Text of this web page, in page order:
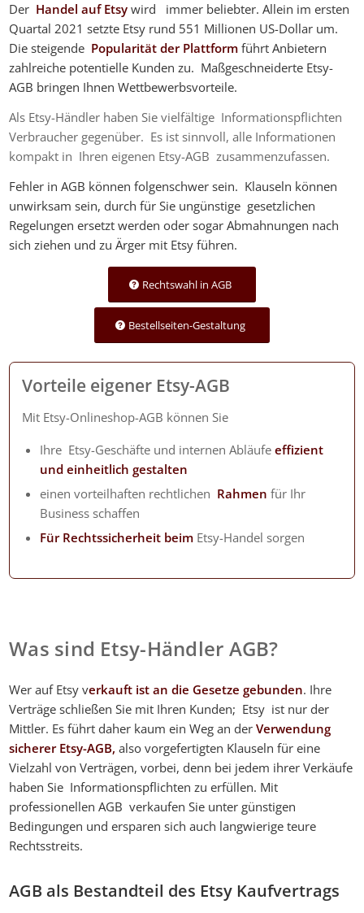
Der Handel auf Etsywird immer beliebter. Allein im ersten
Quartal 2021 setzte Etsy rund 551 Millionen US-Dollar um.
Die steigende Popularität der Plattform führt Anbietern
zahlreiche potentielle Kunden zu. Maßgeschneiderte Etsy-
AGB bringen Ihnen Wettbewerbsvorteile.
Als Etsy-Händler haben Sie vielfältige Informationspflichten
Verbraucher gegenüber. Es ist sinnvoll, alle Informationen
kompakt in Ihren eigenen Etsy-AGB zusammenzufassen.
Fehler in AGB können folgenschwer sein. Klauseln können
unwirksam sein, durch für Sie ungünstige gesetzlichen
Regelungen ersetzt werden oder sogar Abmahnungen nach
sich ziehen und zu Ärger mit Etsy führen.
Rechtswahl in AGB
Bestellseiten-Gestaltung
Vorteile eigener Etsy-AGB
Mit Etsy-Onlineshop-AGB können Sie
Ihre Etsy-Geschäfte und internen Abläufeeffizient
und einheitlich gestalten
einen vorteilhaften rechtlichen Rahmen für Ihr
Business schaffen
Für Rechtssicherheit beim Etsy-Handel sorgen
Was sind Etsy-Händler AGB?
Wer auf Etsy verkauft ist an die Gesetze gebunden. Ihre
Verträge schließen Sie mit Ihren Kunden; Etsy ist nur der
Mittler. Es führt daher kaum ein Weg an derVerwendung
sicherer Etsy-AGB,also vorgefertigten Klauseln für eine
Vielzahl von Verträgen, vorbei, denn bei jedem ihrer Verkäufe
haben Sie Informationspflichten zu erfüllen. Mit
professionellen AGB verkaufen Sie unter günstigen
Bedingungen und ersparen sich auch langwierige teure
Rechtsstreits.
AGB als Bestandteil des Etsy Kaufvertrags